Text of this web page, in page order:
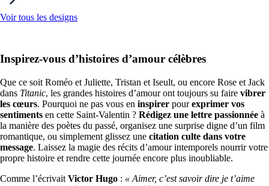
Voir tous les designs
Inspirez-vous d’histoires d’amour célèbres
Que ce soit Roméo et Juliette, Tristan et Iseult, ou encore Rose et Jack
dans Titanic, les grandes histoires d’amour ont toujours su faire vibrer
les cœurs. Pourquoi ne pas vous en inspirer pourexprimer vos
sentiments en cette Saint-Valentin ? Rédigez une lettre passionnée à
la manière des poètes du passé, organisez une surprise digne d’un film
romantique, ou simplement glissez une citation culte dans votre
message. Laissez la magie des récits d’amour intemporels nourrir votre
propre histoire et rendre cette journée encore plus inoubliable.
Comme l’écrivait Victor Hugo : « Aimer, c’est savoir dire je t’aime